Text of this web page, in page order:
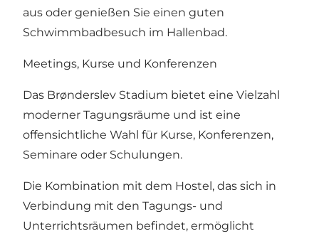
aus oder genießen Sie einen guten
Schwimmbadbesuch im Hallenbad.
Meetings, Kurse und Konferenzen
Das Brønderslev Stadium bietet eine Vielzahl
moderner Tagungsräume und ist eine
offensichtliche Wahl für Kurse, Konferenzen,
Seminare oder Schulungen.
Die Kombination mit dem Hostel, das sich in
Verbindung mit den Tagungs- und
Unterrichtsräumen befindet, ermöglicht